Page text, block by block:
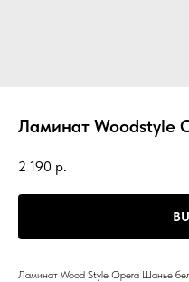
Ламинат Woodstyle
2 190 р.
Ламинат Wood Style Opera Шанье